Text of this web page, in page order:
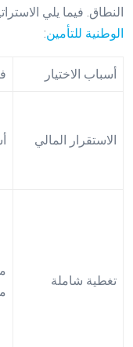
النطاق. فيما يلي
الوطنية للتأمين:
أسباب الاختيار
الاستقرار المالي
تغطية شاملة